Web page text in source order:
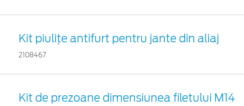
Kit piuliţe antifurt pentru jante din aliaj
2108467
Kit de prezoane dimensiunea filetului M14